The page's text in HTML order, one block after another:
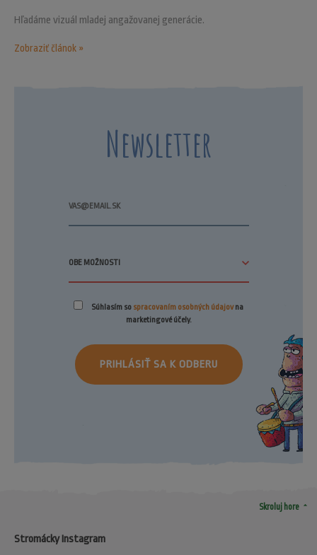
Hľadáme vizuál mladej angažovanej generácie.
Zobraziť článok »
Newsletter
Súhlasím so spracovaním osobných údajovna
marketingové účely.
PRIHLÁSIŤ SA K ODBERU
Skroluj hore arrow_drop_up
Stromácky Instagram